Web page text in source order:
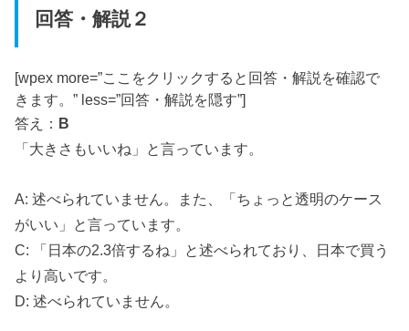
回答・解説２
[wpex more=”ここをクリックすると回答・解説を確認で
きます。” less=”回答・解説を隠す”]
答え： B
「大きさもいいね」と言っています。
A: 述べられていません。また、「ちょっと透明のケース
がいい」と言っています。
C: 「日本の2.3倍するね」と述べられており、日本で買う
より高いです。
D: 述べられていません。